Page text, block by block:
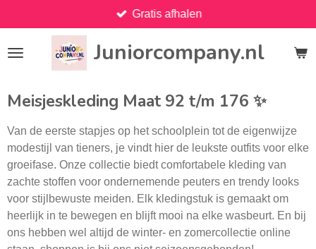
direct
naar
Juniorcompany.nl
Gratis afhalen
Meisjeskleding Maat 92 t/m 176 ✨
Van de eerste stapjes op het schoolplein tot de eigenwijze
modestijl van tieners, je vindt hier de leukste outfits voor elke
groeifase. Onze collectie biedt comfortabele kleding van
zachte stoffen voor ondernemende peuters en trendy looks
voor stijlbewuste meiden. Elk kledingstuk is gemaakt om
heerlijk in te bewegen en blijft mooi na elke wasbeurt. En bij
ons hebben wel altijd de winter- en zomercollectie online